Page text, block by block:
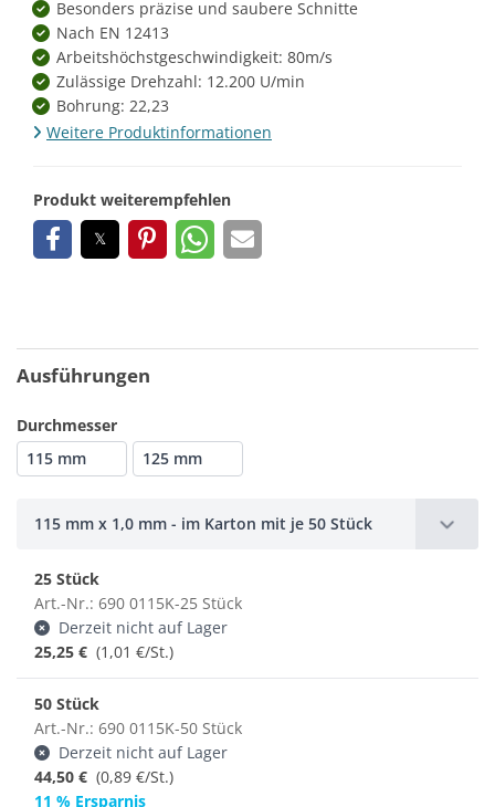
Besonders präzise und saubere Schnitte
Nach EN 12413
Arbeitshöchstgeschwindigkeit: 80m/s
Zulässige Drehzahl: 12.200 U/min
Bohrung: 22,23
Weitere Produktinformationen
Produkt weiterempfehlen
Ausführungen
Durchmesser
115 mm
125 mm
115 mm x 1,0 mm - im Karton mit je 50 Stück
25 Stück
Art.-Nr.: 690 0115K-25 Stück
Derzeit nicht auf Lager
25,25 € (1,01 €/St.)
50 Stück
Art.-Nr.: 690 0115K-50 Stück
Derzeit nicht auf Lager
44,50 € (0,89 €/St.)
11 % Ersparnis